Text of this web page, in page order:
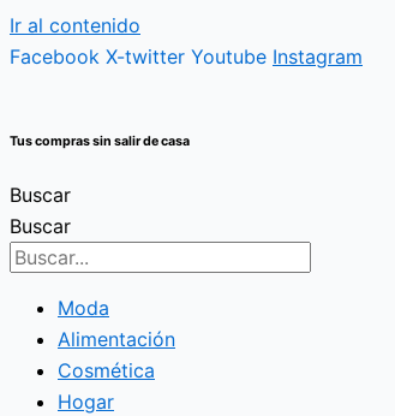
Ir al contenido
Facebook X-twitter Youtube Instagram
Tus compras sin salir de casa
Buscar
Buscar
Moda
Alimentación
Cosmética
Hogar